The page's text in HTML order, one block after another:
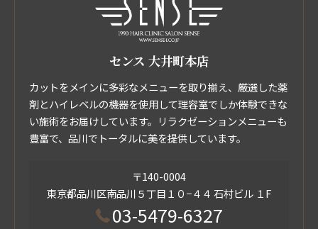
センス 大井町本店
カットをメインに多彩なメニューを取り揃え、厳選した薬
剤とハイレベルの機器を使用して理容室でしか体験できな
い施術をお届けしています。リラクゼーションメニューも
豊富で、品川でトータルに美を提供しています。
〒140-0004
東京都品川区南品川５丁目１０−４４ 石村ビル １F
03-5479-6327